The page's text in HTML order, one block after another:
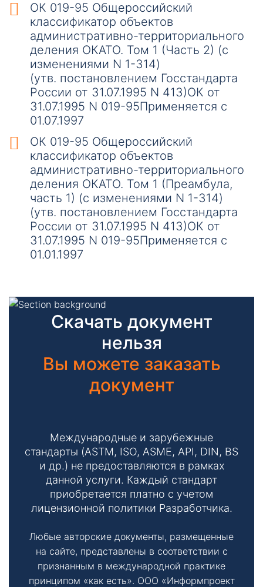
ОК 019-95 Общероссийский
классификатор объектов
административно-территориального
деления ОКАТО. Том 1 (Часть 2) (с
изменениями N 1-314)
(утв. постановлением Госстандарта
России от 31.07.1995 N 413)ОК от
31.07.1995 N 019-95Применяется с
01.07.1997
ОК 019-95 Общероссийский
классификатор объектов
административно-территориального
деления ОКАТО. Том 1 (Преамбула,
часть 1) (с изменениями N 1-314)
(утв. постановлением Госстандарта
России от 31.07.1995 N 413)ОК от
31.07.1995 N 019-95Применяется с
01.01.1997
Скачать документ
нельзя
Вы можете заказать
документ
Международные и зарубежные
стандарты (ASTM, ISO, ASME, API, DIN, BS
и др.) не предоставляются в рамках
данной услуги. Каждый стандарт
приобретается платно с учетом
лицензионной политики Разработчика.
Любые авторские документы, размещенные
на сайте, представлены в соответствии с
признанным в международной практике
принципом «как есть». ООО «Информпроект